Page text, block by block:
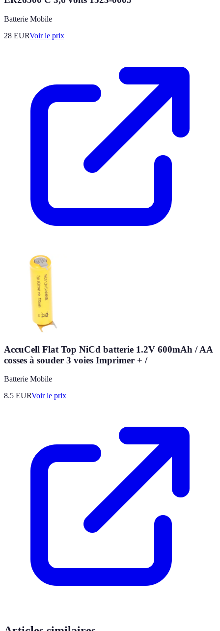
Batterie Mobile
28 EURVoir le prix
AccuCell Flat Top NiCd batterie 1.2V 600mAh / AA
cosses à souder 3 voies Imprimer + /
Batterie Mobile
8.5 EURVoir le prix